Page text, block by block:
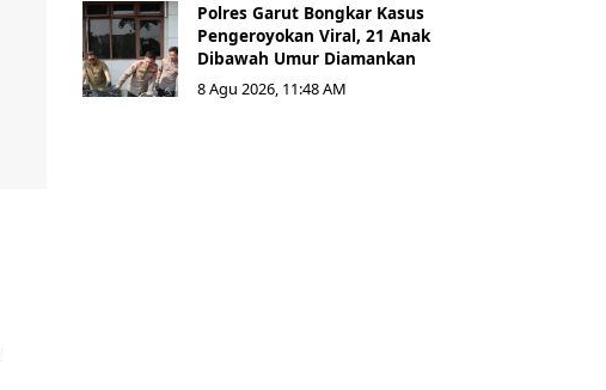
Polres Garut Bongkar Kasus
Pengeroyokan Viral, 21 Anak
Dibawah Umur Diamankan
8 Agu 2026, 11:48 AM